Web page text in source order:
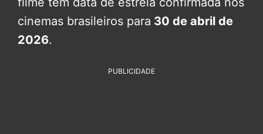
cinemas brasileiros para 30 de abril de
2026.
PUBLICIDADE